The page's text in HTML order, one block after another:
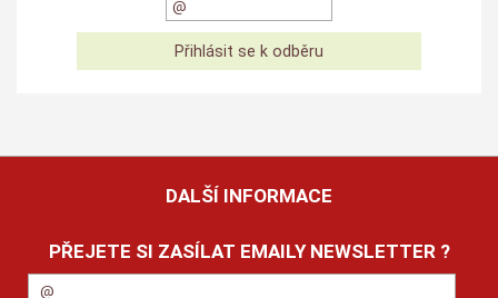
DALŠÍ INFORMACE
PŘEJETE SI ZASÍLAT EMAILY NEWSLETTER ?